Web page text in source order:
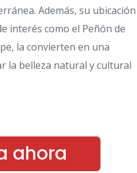
Además, su ubicación
interés como el Peñón de
la convierten en una
la belleza natural y cultural
ahora